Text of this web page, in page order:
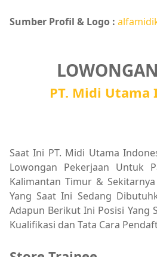
Sumber Profil & Logo :
PT. Midi Utama
Saat Ini PT. Midi Utama
Lowongan Pekerjaan Untuk
Kalimantan Timur &
Yang Saat Ini Sedang
Adapun Berikut Ini Posisi Yang
Kualifikasi dan Tata Cara